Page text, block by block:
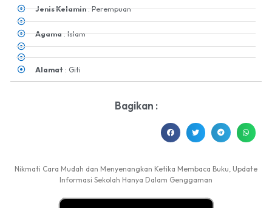
Jenis Kelamin: Perempuan
Agama: Islam
Alamat : Giti
Bagikan :
Nikmati Cara Mudah dan Menyenangkan Ketika Membaca Buku, Update
Informasi Sekolah Hanya Dalam Genggaman